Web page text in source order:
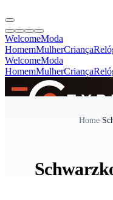
WelcomeModa
HomemMulherCriança
WelcomeModa
HomemMulherCriança
Home/